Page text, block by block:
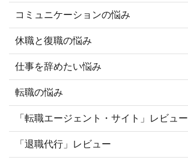
コミュニケーションの悩み
休職と復職の悩み
仕事を辞めたい悩み
転職の悩み
「転職エージェント・サイト」レビュー
「退職代行」レビュー